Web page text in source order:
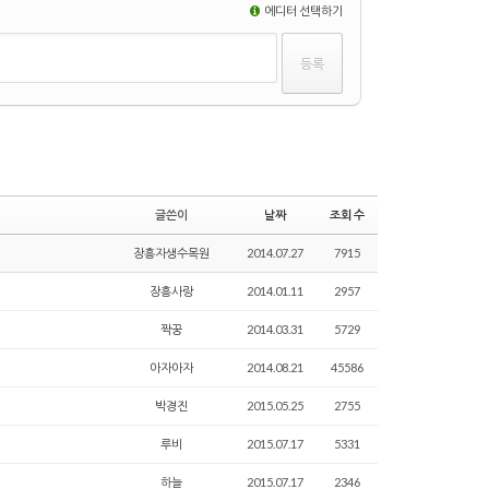
에디터 선택하기
글쓴이 날짜 조회 수
장흥자생수목원 2014.07.27 7915
장흥사랑 2014.01.11 2957
짝꿍 2014.03.31 5729
아자아자 2014.08.21 45586
박경진 2015.05.25 2755
루비 2015.07.17 5331
하늘 2015.07.17 2346